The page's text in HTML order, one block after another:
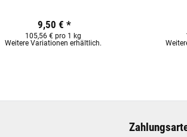
9,50 € *
105,56 € pro 1 kg
Weitere Variationen erhältlich.